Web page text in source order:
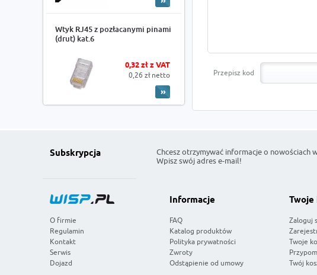
Wtyk RJ45 z pozłacanymi pinami
(drut) kat.6
0,32 zł z VAT
0,26 zł netto Przepisz kod
Subskrypcja
Chcesz otrzymywać informacje o nowościach
Wpisz swój adres e-mail!
O firmie
Regulamin
Kontakt
Serwis
Dojazd
Informacje
FAQ
Katalog produktów
Polityka prywatności
Zwroty
Odstąpienie od umowy
Zaloguj
Twoje
Twój